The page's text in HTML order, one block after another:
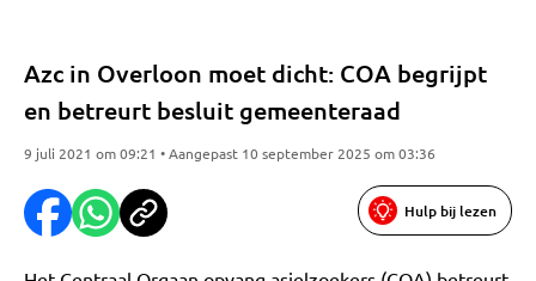
Azc in Overloon moet dicht: COA begrijpt
en betreurt besluit gemeenteraad
9 juli 2021 om 09:21 • Aangepast 10 september 2025 om 03:36
Hulp bij lezen